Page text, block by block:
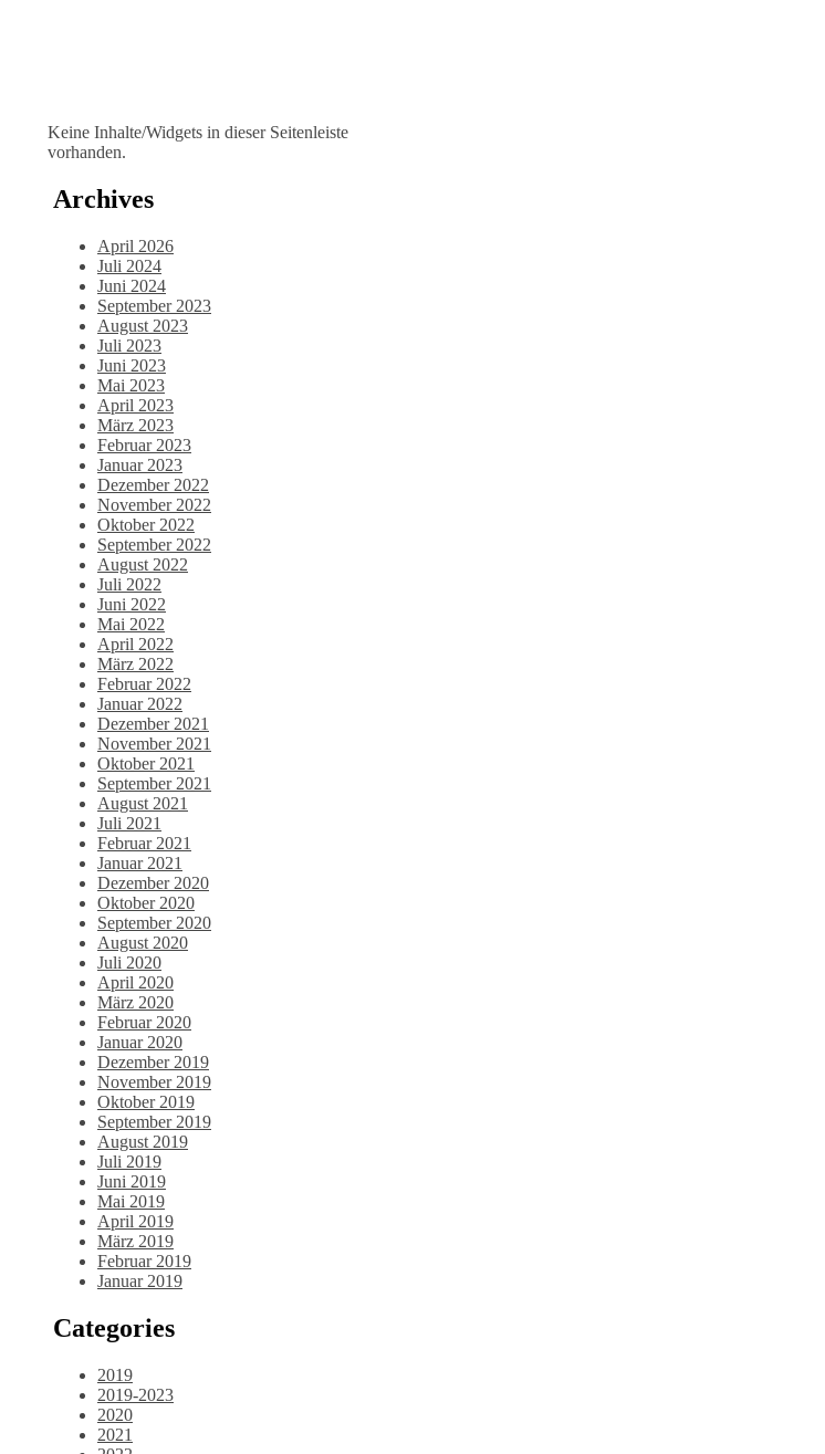
Keine Inhalte/Widgets in dieser Seitenleiste
vorhanden.
Archives
April 2026
Juli 2024
Juni 2024
September 2023
August 2023
Juli 2023
Juni 2023
Mai 2023
April 2023
März 2023
Februar 2023
Januar 2023
Dezember 2022
November 2022
Oktober 2022
September 2022
August 2022
Juli 2022
Juni 2022
Mai 2022
April 2022
März 2022
Februar 2022
Januar 2022
Dezember 2021
November 2021
Oktober 2021
September 2021
August 2021
Juli 2021
Februar 2021
Januar 2021
Dezember 2020
Oktober 2020
September 2020
August 2020
Juli 2020
April 2020
März 2020
Februar 2020
Januar 2020
Dezember 2019
November 2019
Oktober 2019
September 2019
August 2019
Juli 2019
Juni 2019
Mai 2019
April 2019
März 2019
Februar 2019
Januar 2019
Categories
2019
2019-2023
2020
2021